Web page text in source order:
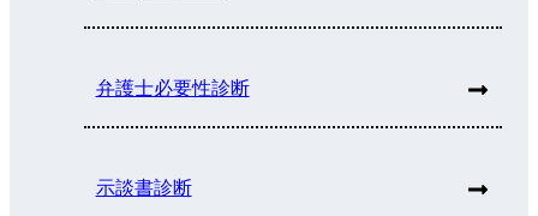
弁護士必要性診断
示談書診断